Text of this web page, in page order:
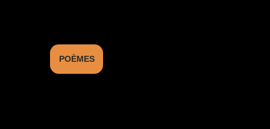
POÈMES